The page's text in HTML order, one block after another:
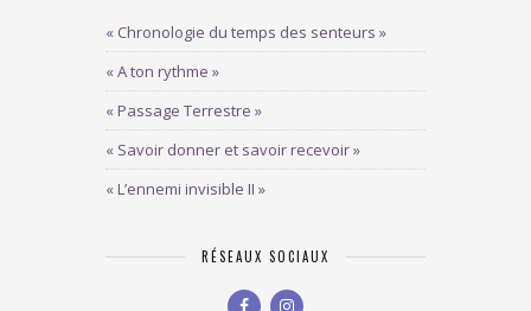
« Chronologie du temps des senteurs »
« A ton rythme »
« Passage Terrestre »
« Savoir donner et savoir recevoir »
« L’ennemi invisible II »
RÉSEAUX SOCIAUX